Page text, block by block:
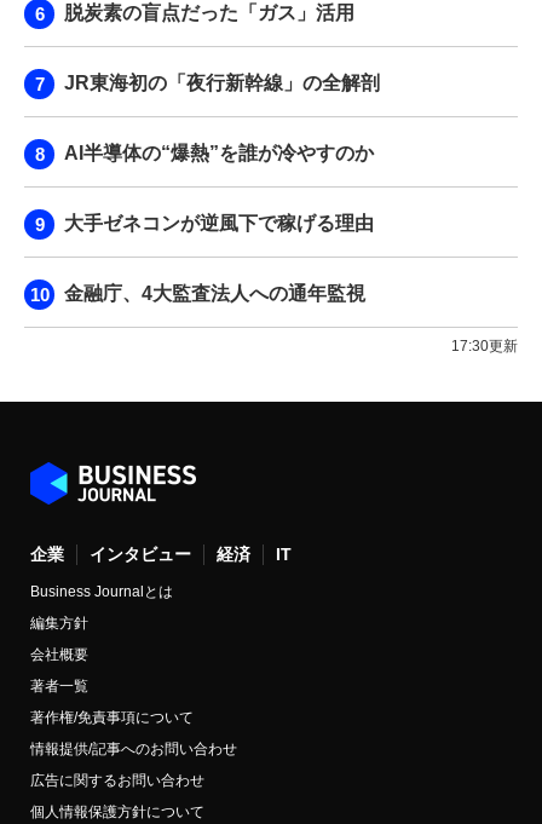
脱炭素の盲点だった「ガス」活用
JR東海初の「夜行新幹線」の全解剖
AI半導体の“爆熱”を誰が冷やすのか
大手ゼネコンが逆風下で稼げる理由
金融庁、4大監査法人への通年監視
17:30更新
企業 インタビュー 経済 IT
Business Journalとは
編集方針
会社概要
著者一覧
著作権/免責事項について
情報提供/記事へのお問い合わせ
広告に関するお問い合わせ
個人情報保護方針について